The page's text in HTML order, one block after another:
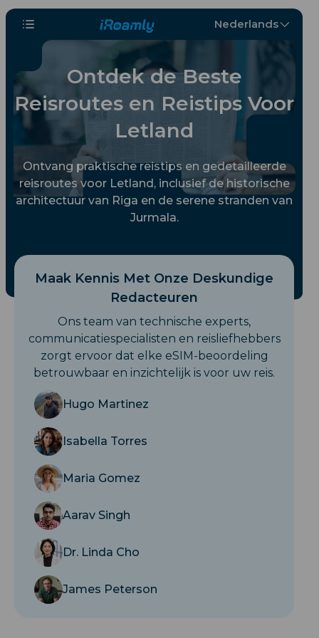
Nederlands
Ontdek de Beste
Reisroutes en Reistips Voor
Letland
Ontvang praktische reistips en gedetailleerde
reisroutes voor Letland, inclusief de historische
architectuur van Riga en de serene stranden van
Jurmala.
Maak Kennis Met Onze Deskundige
Redacteuren
Ons team van technische experts,
communicatiespecialisten en reisliefhebbers
zorgt ervoor dat elke eSIM-beoordeling
betrouwbaar en inzichtelijk is voor uw reis.
Hugo Martinez
Isabella Torres
Maria Gomez
Aarav Singh
Dr. Linda Cho
James Peterson